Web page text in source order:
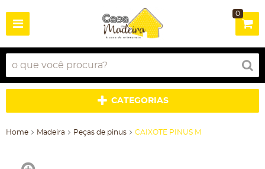
0
CATEGORIAS
Home Madeira Peças de pinus CAIXOTE PINUS M